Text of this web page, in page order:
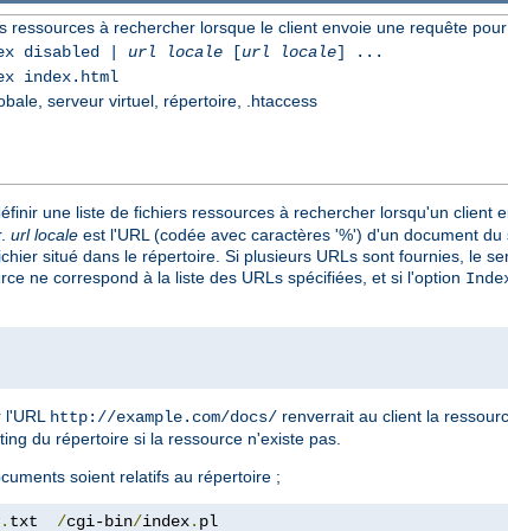
ressources à rechercher lorsque le client envoie une requête
disabled | url locale[url locale] ...
index.html
serveur virtuel, répertoire, .htaccess
une liste de fichiers ressources à rechercher lorsqu'un client
url locale est l'URL (codée avec caractères '%') d'un document
situé dans le répertoire. Si plusieurs URLs sont fournies, le
ne correspond à la liste des URLs spécifiées, et si l'option
l'URL http://example.com/docs/ renverrait au client la
du répertoire si la ressource n'existe pas.
soient relatifs au répertoire ;
. txt /cgi-bin/index. pl